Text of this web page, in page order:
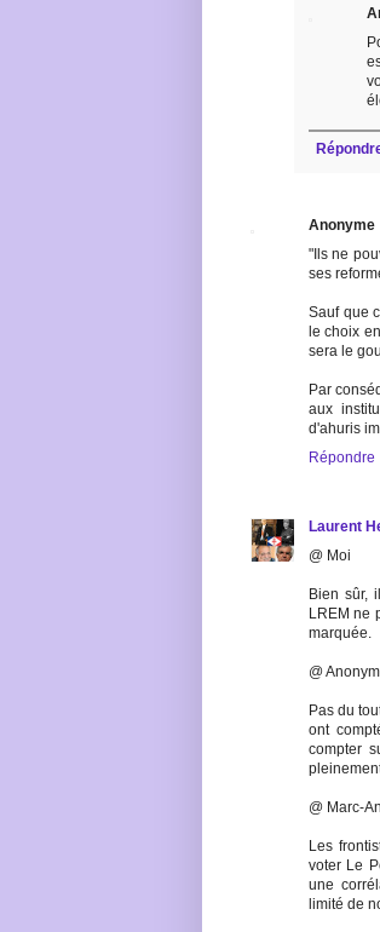
Anonyme
"Ils ne
ses
Sauf que
le choix
sera le
Par
aux
d'ahuris
Répondre
Laurent
@ Moi
Bien sûr,
LREM ne
marquée.
@
Pas du
ont
compter
@ Marc-
Les
voter Le
une
limité de